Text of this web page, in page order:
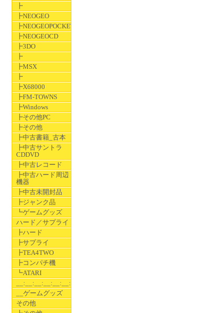
┣
┣NEOGEO
┣NEOGEOPOCKET
┣NEOGEOCD
┣3DO
┣
┣MSX
┣
┣X68000
┣FM-TOWNS
┣Windows
┣その他PC
┣その他
┣中古書籍_古本
┣中古サントラ
CDDVD
┣中古レコード
┣中古ハード周辺
機器
┣中古未開封品
┣ジャンク品
┗ゲームグッズ
ハード／サプライ
┣ハード
┣サプライ
┣TEA4TWO
┣コンパチ機
┗ATARI
__:__:__:__:__:__:__
__ゲームグッズ
その他